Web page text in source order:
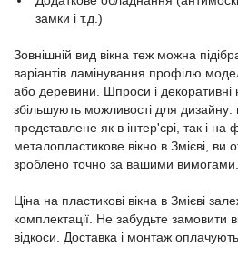
замки і т.д.)
Зовнішній вид вікна теж можна
варіантів ламінування профілю
або деревини. Шпроси і
збільшують можливості для дизайну:
представлене як в інтер'єрі, так і
металопластикове вікно в Змієві, ви
зроблено точно за вашими вимогами.
Ціна на пластикові вікна в Змієві
комплектації. Не забудьте замовити
відкоси. Доставка і монтаж